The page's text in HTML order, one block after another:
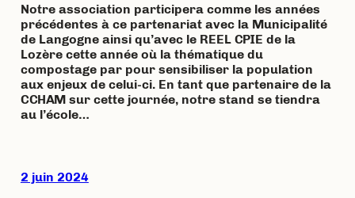
Notre association participera comme les années
précédentes à ce partenariat avec la Municipalité
de Langogne ainsi qu’avec le REEL CPIE de la
Lozère cette année où la thématique du
compostage par pour sensibiliser la population
aux enjeux de celui-ci. En tant que partenaire de la
CCHAM sur cette journée, notre stand se tiendra
au l’école…
2 juin 2024